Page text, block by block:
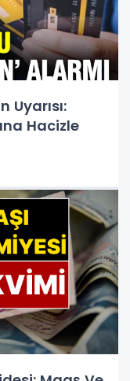
Uyarısı:
Hacizle